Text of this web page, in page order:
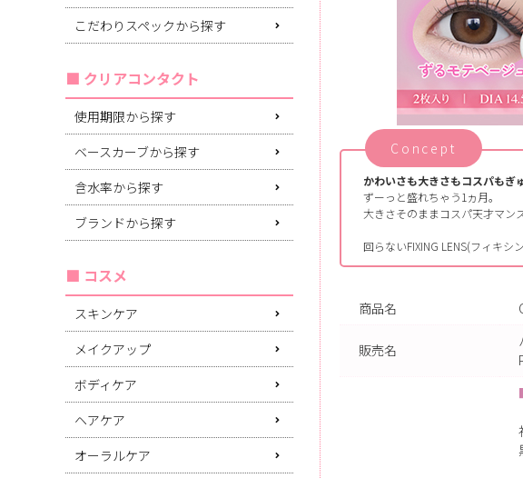
こだわりスペックから探す
クリアコンタクト
使用期限から探す
ベースカーブから探す
含水率から探す
ブランドから探す
コスメ
スキンケア
メイクアップ
ボディケア
ヘアケア
オーラルケア
Concept
かわいさも大きさもコスパも
ずーっと盛れちゃう1ヵ月。
大きさそのままコスパ天才マン
回らないFIXING LENS(フィキ
商品名
販売名